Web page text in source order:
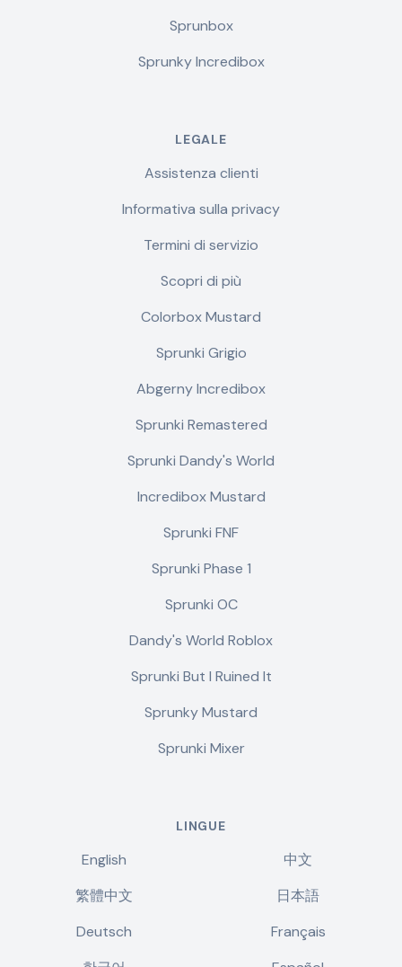
Sprunbox
Sprunky Incredibox
LEGALE
Assistenza clienti
Informativa sulla privacy
Termini di servizio
Scopri di più
Colorbox Mustard
Sprunki Grigio
Abgerny Incredibox
Sprunki Remastered
Sprunki Dandy's World
Incredibox Mustard
Sprunki FNF
Sprunki Phase 1
Sprunki OC
Dandy's World Roblox
Sprunki But I Ruined It
Sprunky Mustard
Sprunki Mixer
LINGUE
English
中文
繁體中文
日本語
Deutsch
Français